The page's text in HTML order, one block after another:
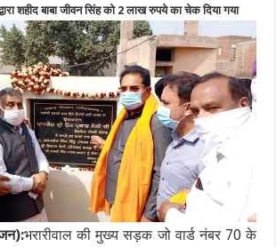
शहीद बाबा जीवन सिंह को 2 लाख रुपये का चेक दिया गया
भरारीवाल की मुख्य सड़क जो वार्ड नंबर 70 के